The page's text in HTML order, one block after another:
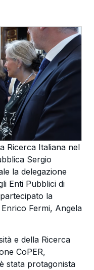
Ricerca Italiana nel
Sergio
la delegazione
Enti Pubblici di
la
Fermi, Angela
e della Ricerca
CoPER,
stata protagonista